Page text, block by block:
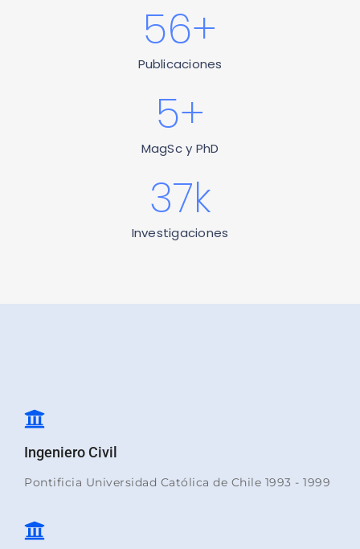
Publicaciones
56+
MagSc y PhD
5+
Investigaciones
37k
Ingeniero Civil
Pontificia Universidad Católica de Chile 1993 - 1999